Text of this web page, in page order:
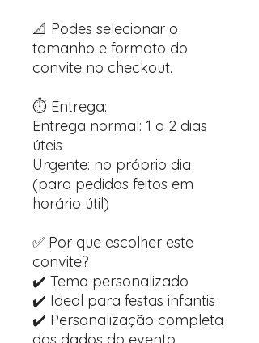
📐 Podes selecionar o
tamanho e formato do
convite no checkout.
⏱️ Entrega:
Entrega normal: 1 a 2 dias
úteis
Urgente: no próprio dia
(para pedidos feitos em
horário útil)
✅ Por que escolher este
convite?
✔️ Tema personalizado
✔️ Ideal para festas infantis
✔️ Personalização completa